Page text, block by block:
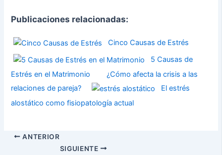
Publicaciones relacionadas:
Cinco Causas de Estrés
5 Causas de
Estrés en el Matrimonio
¿Cómo afecta la crisis a las
relaciones de pareja?
El estrés
alostático como fisiopatología actual
ANTERIOR
SIGUIENTE